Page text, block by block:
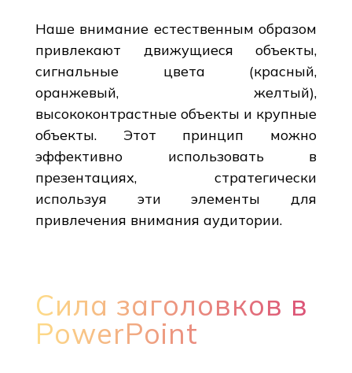
Наше внимание естественным образом
привлекают движущиеся объекты,
сигнальные цвета (красный,
оранжевый, желтый),
высококонтрастные объекты и крупные
объекты. Этот принцип можно
эффективно использовать в
презентациях, стратегически
используя эти элементы для
привлечения внимания аудитории.
Сила заголовков в
PowerPoint